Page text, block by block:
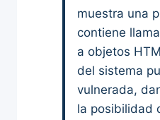
muestra una
contiene
a objetos
del sistema
vulnerada,
la posibilidad